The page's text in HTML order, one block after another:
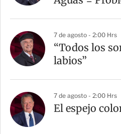
7 de agosto - 2:00 Hrs
“Todos los
labios”
7 de agosto - 2:00 Hrs
El espejo